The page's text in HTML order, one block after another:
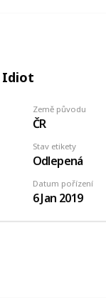
Idiot
Země původu
ČR
Stav etikety
Odlepená
Datum pořízení
6 Jan 2019